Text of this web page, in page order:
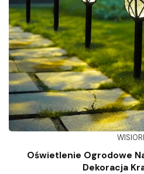
Oświetlenie Ogrodowe
Dekoracja